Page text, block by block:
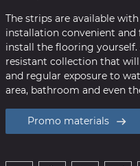
The strips are available
installation convenient
install the flooring yourself.
resistant collection that
and regular exposure to
area, bathroom and even
Promo materials